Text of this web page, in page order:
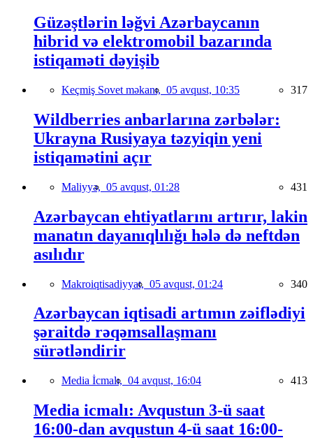
Güzəştlərin ləğvi Azərbaycanın
hibrid və elektromobil bazarında
istiqaməti dəyişib
Keçmiş Sovet məkanı, 05 avqust, 10:35 317
Wildberries anbarlarına zərbələr:
Ukrayna Rusiyaya təzyiqin yeni
istiqamətini açır
Maliyyə, 05 avqust, 01:28 431
Azərbaycan ehtiyatlarını artırır, lakin
manatın dayanıqlılığı hələ də neftdən
asılıdır
Makroiqtisadiyyat, 05 avqust, 01:24 340
Azərbaycan iqtisadi artımın zəiflədiyi
şəraitdə rəqəmsallaşmanı
sürətləndirir
Media İcmalı, 04 avqust, 16:04 413
Media icmalı: Avqustun 3-ü saat
16:00-dan avqustun 4-ü saat 16:00-